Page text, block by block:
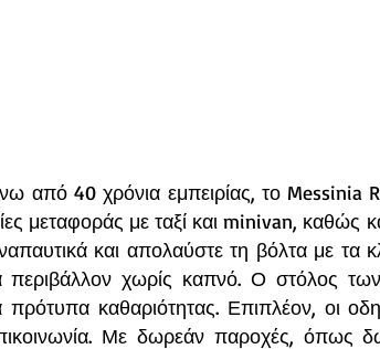
από 40 χρόνια εμπειρίας, το Messinia
μεταφοράς με ταξί και minivan, καθώς
και απολαύστε τη βόλτα με τα
χωρίς καπνό. Ο στόλος των
πρότυπα καθαριότητας. Επιπλέον, οι
Με δωρεάν παροχές, όπως